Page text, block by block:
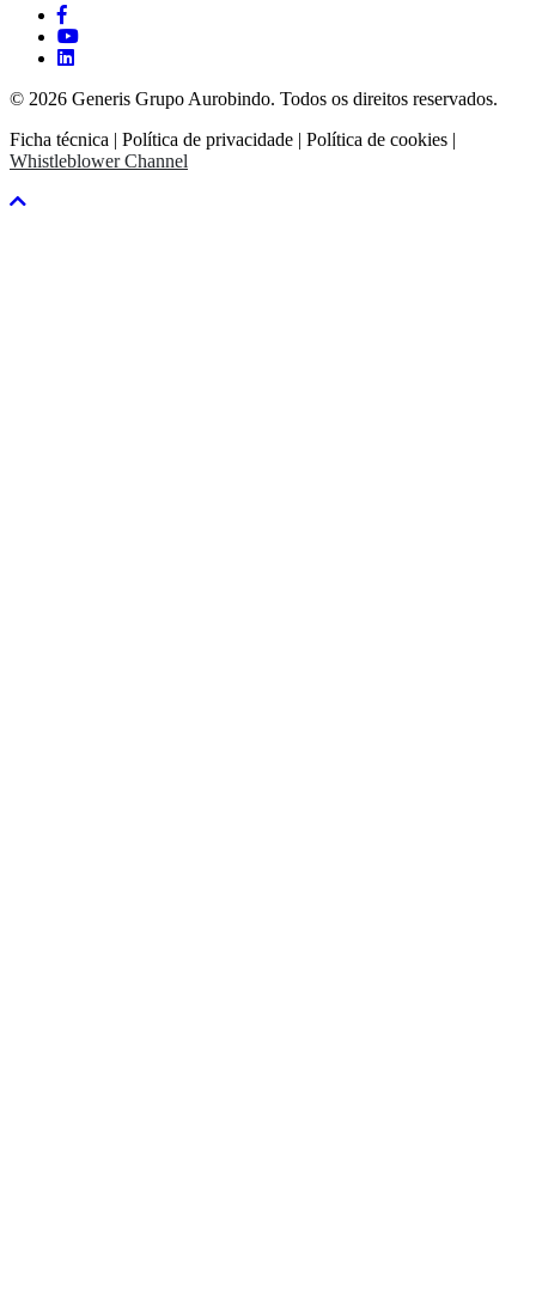
© 2026 Generis Grupo Aurobindo. Todos os direitos reservados.
Ficha técnica | Política de privacidade | Política de cookies |
Whistleblower Channel